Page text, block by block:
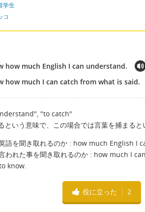
学生
コ
how much English I can understand.
how much I can catch from what is said.
"to catch"
いう意味で、この場合では言葉を捕まると
語を聞き取れるのか : how much English I
われた事を聞き取れるのか : how much I
know.
役に立った 2